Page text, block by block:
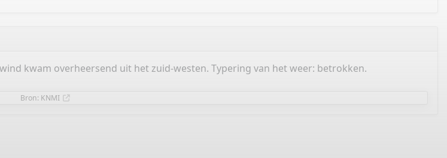
kwam overheersend uit het zuid-westen. Typering van het weer: betrokken.
Bron: KNMI